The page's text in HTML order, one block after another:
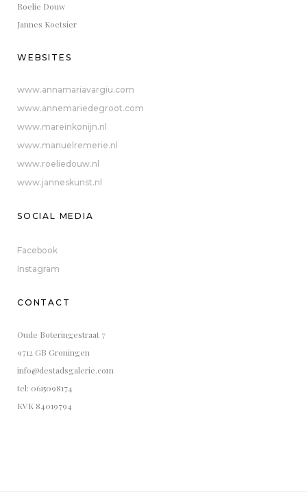
Roelie Douw
Jannes Koetsier
WEBSITES
www.annamariavargiu.com
www.annemariedegroot.com
www.mareinkonijn.nl
www.manuelremerie.nl
www.roeliedouw.nl
www.janneskunst.nl
SOCIAL MEDIA
Facebook
Instagram
CONTACT
Oude Boteringestraat 7
9712 GB Groningen
info@destadsgalerie.com
tel: 0615098174
KVK 84019794